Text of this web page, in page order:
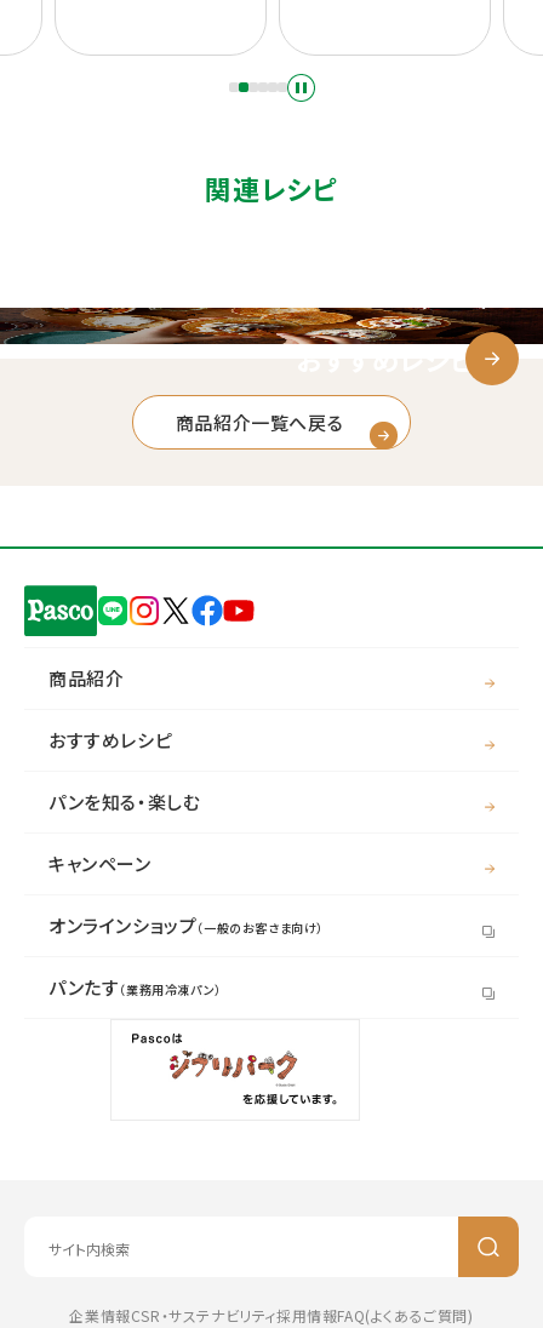
関連レシピ
おすすめレシピ
商品紹介一覧へ戻る
商品紹介
おすすめレシピ
パンを知る・楽しむ
キャンペーン
オンラインショップ（一般のお客さま向け）
パンたす （業務用冷凍パン）
企業情報CSR・サステナビリティ採用情報FAQ(よくあるご質問)